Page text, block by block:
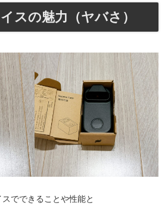
スの魅力（ヤバさ）
でできることや性能と